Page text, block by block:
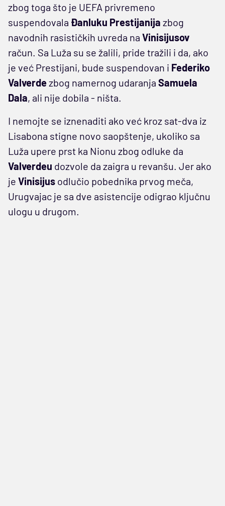
zbog toga što je UEFA privremeno
suspendovala Đanluku Prestijanija zbog
navodnih rasističkih uvreda na Vinisijusov
račun. Sa Luža su se žalili, pride tražili i da, ako
je već Prestijani, bude suspendovan i Federiko
Valverdezbog namernog udaranja Samuela
Dala, ali nije dobila - ništa.
I nemojte se iznenaditi ako već kroz sat-dva iz
Lisabona stigne novo saopštenje, ukoliko sa
Luža upere prst ka Nionu zbog odluke da
Valverdeu dozvole da zaigra u revanšu. Jer ako
je Vinisijus odlučio pobednika prvog meča,
Urugvajac je sa dve asistencije odigrao ključnu
ulogu u drugom.